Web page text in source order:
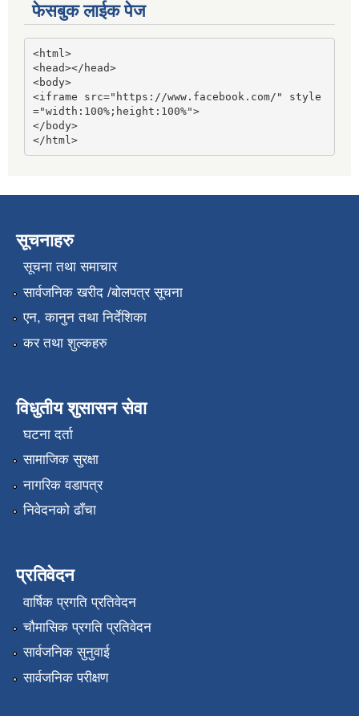
फेसबुक लाईक पेज
<html>
<head></head>
<body>
<iframe src="https://www.facebook.com/" style
="width:100%;height:100%">
</body>
</html>
सूचनाहरु
सूचना तथा समाचार
सार्वजनिक खरीद /बोलपत्र सूचना
एन, कानुन तथा निर्देशिका
कर तथा शुल्कहरु
विधुतीय शुसासन सेवा
घटना दर्ता
सामाजिक सुरक्षा
नागरिक वडापत्र
निवेदनको ढाँचा
प्रतिवेदन
वार्षिक प्रगति प्रतिवेदन
चौमासिक प्रगति प्रतिवेदन
सार्वजनिक सुनुवाई
सार्वजनिक परीक्षण